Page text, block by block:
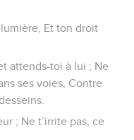
Et ton droit
attends-toi à lui ; Ne
ses voies, Contre
; Ne t’irrite pas, ce